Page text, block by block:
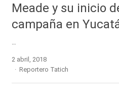
Meade y su inicio
campaña en
2 abril, 2018
Author
Reportero Tatich